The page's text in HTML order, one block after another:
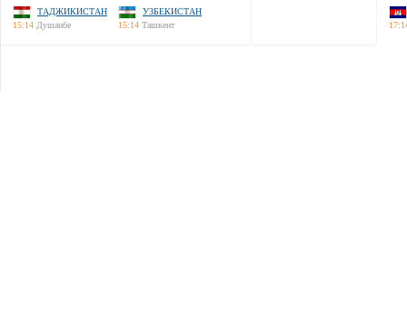
ТАДЖИКИСТАН
15:14 Душанбе
УЗБЕКИСТАН
15:14 Ташкент